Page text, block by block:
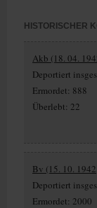
HISTORISCHER
Akb (18. 04.
Deportiert
Ermordet: 888
Überlebt: 22
Bv (15. 10.
Deportiert
Ermordet: 2000